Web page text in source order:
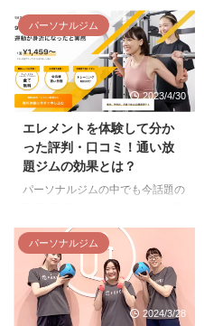
急電鉄京都本線 富田駅 営業時
間 5:00～23:00 【スタッフ対応・
電話受付時間】 [平日]10:00～
19:00 [土曜]9:00～18:00 [日曜／
祝日]無人営業 電話番号 072-669-
8757 設備 更衣室・ロッカー：あ
り 有料シューズロッカー：あり
洗面台：あり ファディー阪急富
田駅前店の口コミ評判 トレーナ
ーの指導が丁寧 入会して少し経
パーソナルジム
2023/4/30
エレメントを体験して分か
った評判・口コミ！通い放
題ジムの効果とは？
パーソナルジムの中でも今話題の
界最安値級の価格でパーソナルト
レーニングを受けられると評判を
集めています。 そこで今回はエ
レメントの口コミや評判、実際に
カウンセリングと体験トレーニン
グをした感想を紹介します。 本
パーソナルジム
2024/3/28